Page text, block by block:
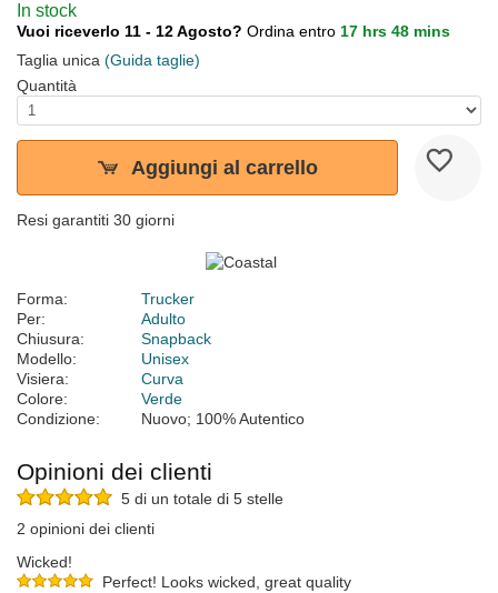
In stock
Vuoi riceverlo 11 - 12 Agosto? Ordina entro 17 hrs 48 mins
Taglia unica (Guida taglie)
Quantità
Aggiungi al carrello
Resi garantiti 30 giorni
Forma:
Trucker
Per:
Adulto
Chiusura:
Snapback
Modello:
Unisex
Visiera:
Curva
Colore:
Verde
Condizione:
Nuovo; 100% Autentico
Opinioni dei clienti
5 di un totale di 5 stelle
2 opinioni dei clienti
Wicked!
Perfect! Looks wicked, great quality